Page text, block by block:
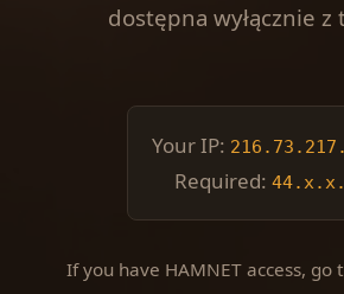
dostępna wyłącznie z
Your IP:
Required:
If you have HAMNET access, go